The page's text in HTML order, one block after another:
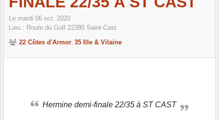
Le mardi 06 oct. 2020
Lieu : Route du Golf 22380 Saint-Cast
22 Côtes d'Armor 35 Ille & Vilaine
Hermine demi-finale 22/35 à ST CAST